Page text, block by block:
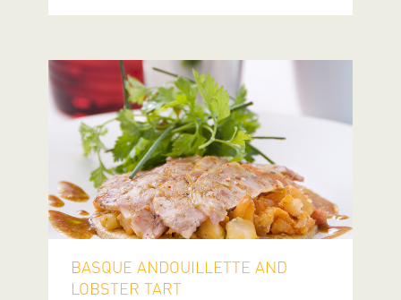
BASQUE ANDOUILLETTE AND
LOBSTER TART